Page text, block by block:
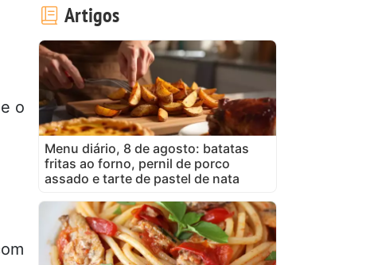
o
Artigos
Menu diário, 8 de agosto: batatas
fritas ao forno, pernil de porco
assado e tarte de pastel de nata